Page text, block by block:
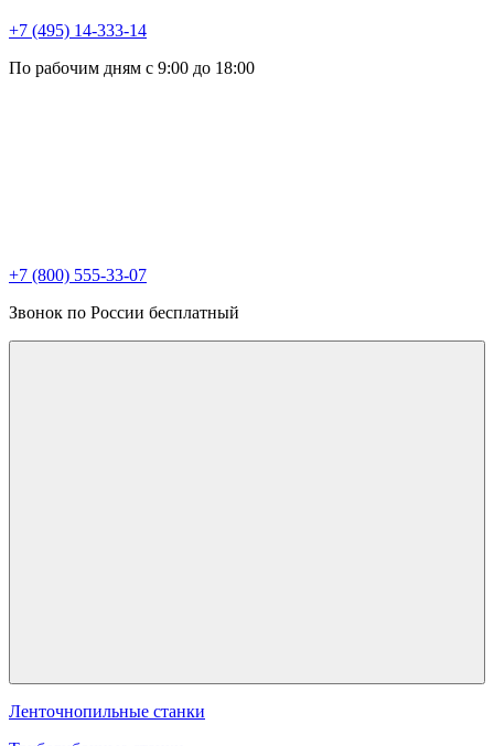
+7 (495) 14-333-14
По рабочим дням с 9:00 до 18:00
+7 (800) 555-33-07
Звонок по России бесплатный
Ленточнопильные станки